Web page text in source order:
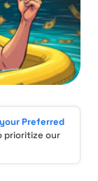
Preferred
prioritize our